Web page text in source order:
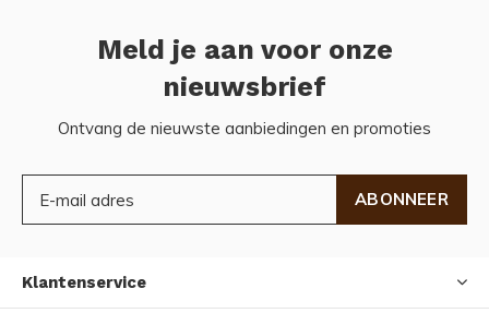
Meld je aan voor onze
nieuwsbrief
Ontvang de nieuwste aanbiedingen en promoties
ABONNEER
Klantenservice